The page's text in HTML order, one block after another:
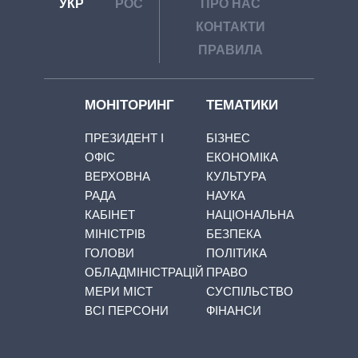
УКР РОС
ПРО НАС
КОНТАКТИ
ПРАВИЛА
МОНІТОРИНГ
ПРЕЗИДЕНТ І
ОФІС
ВЕРХОВНА
РАДА
КАБІНЕТ
МІНІСТРІВ
ГОЛОВИ
ОБЛАДМІНІСТРАЦІЙ
МЕРИ МІСТ
ВСІ ПЕРСОНИ
ТЕМАТИКИ
БІЗНЕС
ЕКОНОМІКА
КУЛЬТУРА
НАУКА
НАЦІОНАЛЬНА
БЕЗПЕКА
ПОЛІТИКА
ПРАВО
СУСПІЛЬСТВО
ФІНАНСИ